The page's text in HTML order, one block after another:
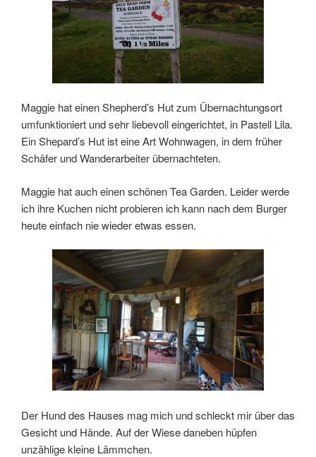
Maggie hat einen Shepherd’s Hut zum Übernachtungsort
umfunktioniert und sehr liebevoll eingerichtet, in Pastell Lila.
Ein Shepard’s Hut ist eine Art Wohnwagen, in dem früher
Schäfer und Wanderarbeiter übernachteten.
Maggie hat auch einen schönen Tea Garden. Leider werde
ich ihre Kuchen nicht probieren ich kann nach dem Burger
heute einfach nie wieder etwas essen.
Der Hund des Hauses mag mich und schleckt mir über das
Gesicht und Hände. Auf der Wiese daneben hüpfen
unzählige kleine Lämmchen.